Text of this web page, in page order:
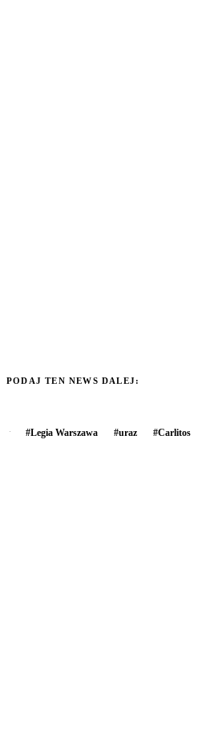
PODAJ TEN NEWS DALEJ:
#Legia Warszawa #uraz #Carlitos